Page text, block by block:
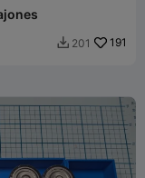
 201 191